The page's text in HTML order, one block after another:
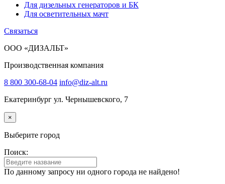
Для дизельных генераторов и БК
Для осветительных мачт
Связаться
ООО «ДИЗАЛЬТ»
Производственная компания
8 800 300-68-04 info@diz-alt.ru
Екатеринбург ул. Чернышевского, 7
×
Выберите город
Поиск:
По данному запросу ни одного города не найдено!